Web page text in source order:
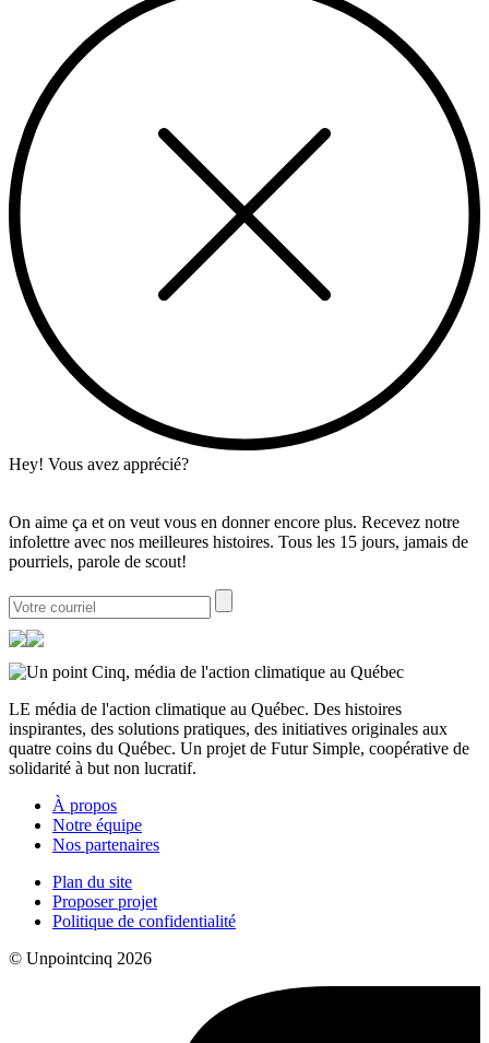
Hey! Vous avez apprécié?
On aime ça et on veut vous en donner encore plus. Recevez notre
infolettre avec nos meilleures histoires. Tous les 15 jours, jamais de
pourriels, parole de scout!
LE média de l'action climatique au Québec. Des histoires
inspirantes, des solutions pratiques, des initiatives originales aux
quatre coins du Québec. Un projet de Futur Simple, coopérative de
solidarité à but non lucratif.
À propos
Notre équipe
Nos partenaires
Plan du site
Proposer projet
Politique de confidentialité
© Unpointcinq 2026